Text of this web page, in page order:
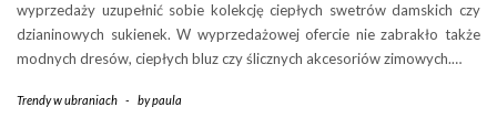
wyprzedaży uzupełnić sobie kolekcję ciepłych swetrów damskich czy
dzianinowych sukienek. W wyprzedażowej ofercie nie zabrakło także
modnych dresów, ciepłych bluz czy ślicznych akcesoriów zimowych.…
Trendy w ubraniach - bypaula